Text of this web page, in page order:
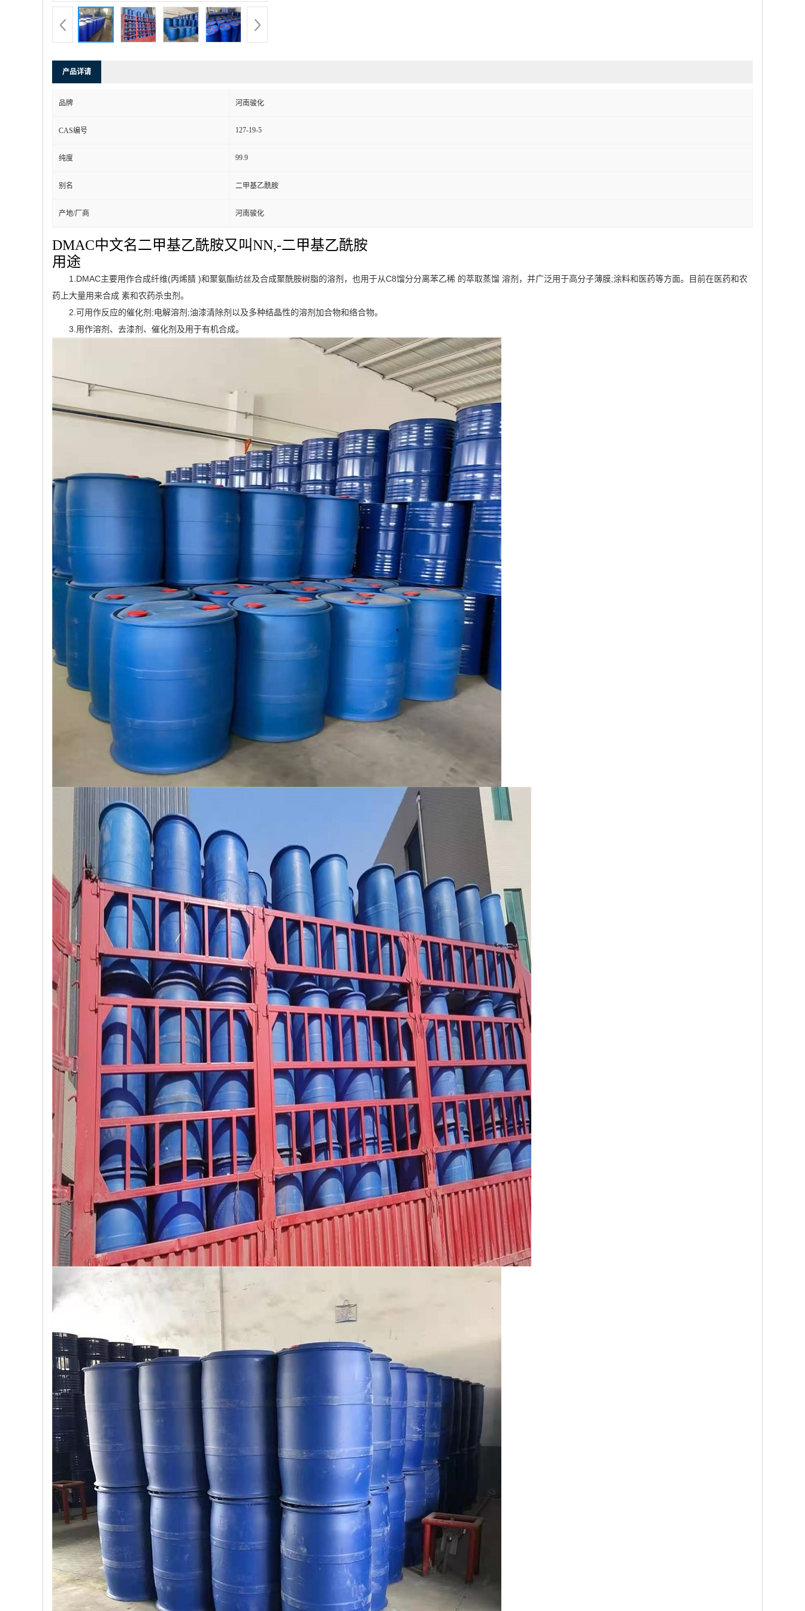
产品详请
品牌 河南骏化
CAS编号 127-19-5
纯度 99.9
别名 二甲基乙酰胺
产地/厂商 河南骏化
DMAC中文名二甲基乙酰胺又叫NN,-二甲基乙酰胺
用途
1.DMAC主要用作合成纤维(丙烯腈 )和聚氨酯纺丝及合成聚酰胺树脂的溶剂，也用于从C8馏分分离苯乙稀 的萃取蒸馏 溶剂，并广泛用于高分子薄膜;涂料和医药等方面。目前在医药和农
药上大量用来合成 素和农药杀虫剂。
2.可用作反应的催化剂;电解溶剂;油漆清除剂以及多种结晶性的溶剂加合物和络合物。
3.用作溶剂、去漆剂、催化剂及用于有机合成。